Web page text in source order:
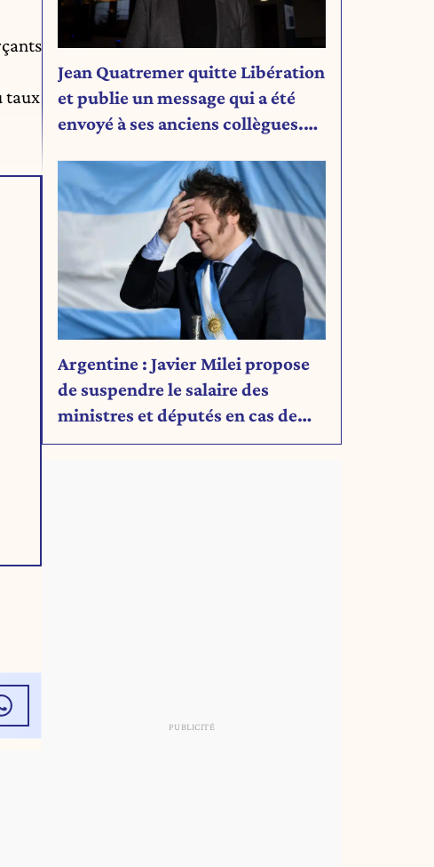
taux
Jean Quatremer quitte Libération
et publie un message qui a été
envoyé à ses anciens collègues.
Argentine : Javier Milei propose
de suspendre le salaire des
ministres et députés en cas de
déficit budgétaire